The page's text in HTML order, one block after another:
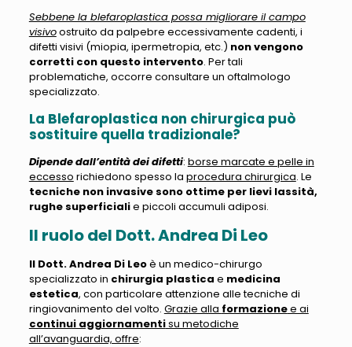
Sebbene la blefaroplastica possa migliorare il campo
visivoostruito da palpebre eccessivamente cadenti, i
difetti visivi (miopia, ipermetropia, etc.) non vengono
corretti con questo intervento. Per tali
problematiche, occorre consultare un oftalmologo
specializzato.
La Blefaroplastica non chirurgica può
sostituire quella tradizionale?
Dipende dall’entità dei difetti: borse marcate e pelle in
eccesso richiedono spesso la procedura chirurgica. Le
tecniche non invasive sono ottime per lievi lassità,
rughe superficialie piccoli accumuli adiposi.
Il ruolo del Dott. Andrea Di Leo
Il Dott. Andrea Di Leoè un medico-chirurgo
specializzato in chirurgia plastica e medicina
estetica, con particolare attenzione alle tecniche di
ringiovanimento del volto. Grazie alla formazionee ai
continui aggiornamentisu metodiche
all’avanguardia, offre: